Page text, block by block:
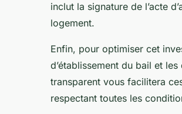
inclut la signature de l’acte
logement.
Enfin, pour optimiser cet
d’établissement du bail et
transparent vous facilitera
respectant toutes les